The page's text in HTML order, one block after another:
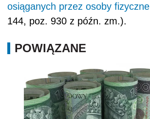
osiąganych przez osoby fizyczne
144, poz. 930 z późn. zm.).
POWIĄZANE